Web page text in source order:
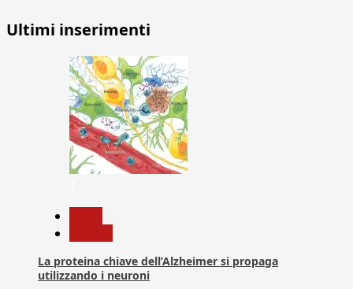
Ultimi inserimenti
La proteina chiave dell’Alzheimer si propaga
utilizzando i neuroni